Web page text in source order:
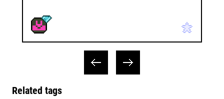
Related tags